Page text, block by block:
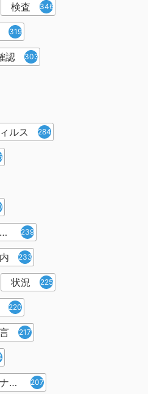
検査 346
319
認 303
ルス 284
新型コロナウイルスワクチン 239
233
状況 225
220
217
新型コロナウイルス感染者 207